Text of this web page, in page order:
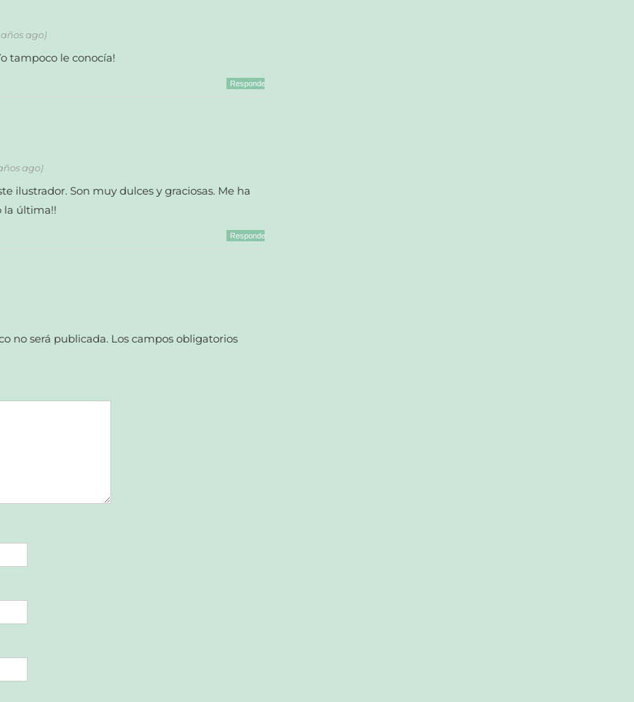
años ago)
tampoco le conocía!
Responder
ago)
ilustrador. Son muy dulces y graciosas. Me ha
la última!!
Responder
no será publicada. Los campos obligatorios